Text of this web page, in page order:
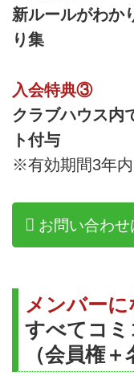
新ルールがわか
り集
入会特典③
クラブハウス内
ト付与
※有効期間3年内
お問い合わせ
メンバー
すべてコミ
（会員権＋